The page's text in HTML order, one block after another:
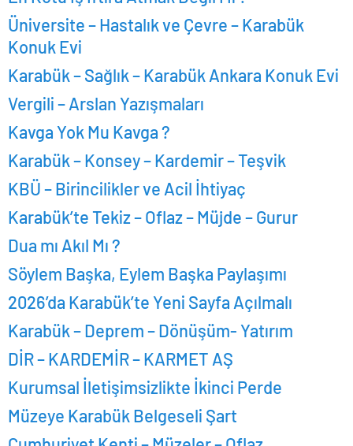
Üniversite – Hastalık ve Çevre – Karabük
Konuk Evi
Karabük – Sağlık – Karabük Ankara Konuk Evi
Vergili – Arslan Yazışmaları
Kavga Yok Mu Kavga ?
Karabük – Konsey – Kardemir – Teşvik
KBÜ – Birincilikler ve Acil İhtiyaç
Karabük’te Tekiz – Oflaz – Müjde – Gurur
Dua mı Akıl Mı ?
Söylem Başka, Eylem Başka Paylaşımı
2026’da Karabük’te Yeni Sayfa Açılmalı
Karabük – Deprem – Dönüşüm- Yatırım
DİR – KARDEMİR – KARMET AŞ
Kurumsal İletişimsizlikte İkinci Perde
Müzeye Karabük Belgeseli Şart